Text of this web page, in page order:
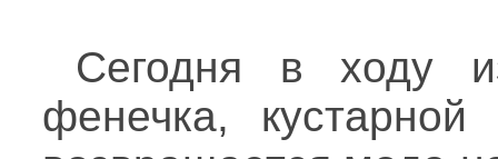
Сегодня в ходу
фенечка,